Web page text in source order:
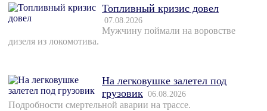
Топливный кризис довел
07.08.2026
Мужчину поймали на воровстве
дизеля из локомотива.
На легковушке залетел под
грузовик 06.08.2026
Подробности смертельной аварии на трассе.